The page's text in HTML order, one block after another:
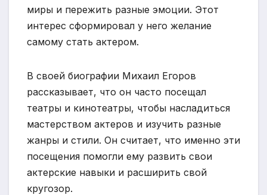
миры и пережить разные эмоции. Этот
интерес сформировал у него желание
самому стать актером.
В своей биографии Михаил Егоров
рассказывает, что он часто посещал
театры и кинотеатры, чтобы насладиться
мастерством актеров и изучить разные
жанры и стили. Он считает, что именно эти
посещения помогли ему развить свои
актерские навыки и расширить свой
кругозор.